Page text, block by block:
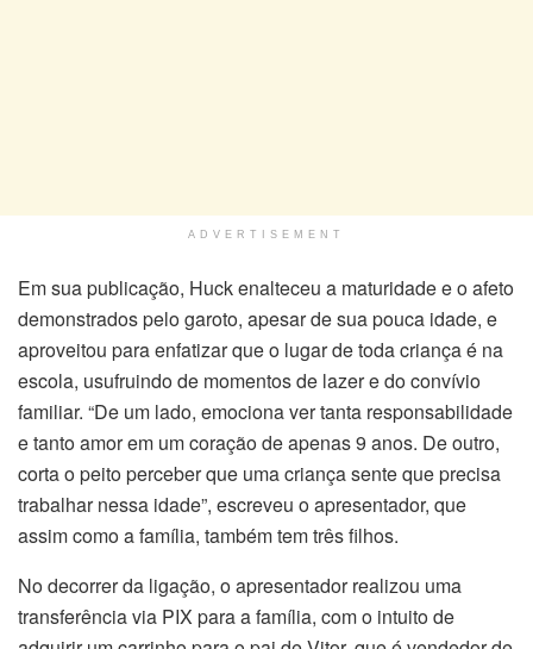
ADVERTISEMENT
Em sua publicação, Huck enalteceu a maturidade e o afeto
demonstrados pelo garoto, apesar de sua pouca idade, e
aproveitou para enfatizar que o lugar de toda criança é na
escola, usufruindo de momentos de lazer e do convívio
familiar. “De um lado, emociona ver tanta responsabilidade
e tanto amor em um coração de apenas 9 anos. De outro,
corta o peito perceber que uma criança sente que precisa
trabalhar nessa idade”, escreveu o apresentador, que
assim como a família, também tem três filhos.
No decorrer da ligação, o apresentador realizou uma
transferência via PIX para a família, com o intuito de